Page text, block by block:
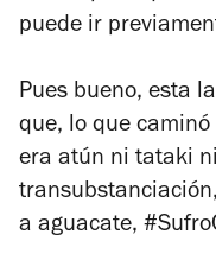
puede ir
Pues bueno, esta
que, lo que
era atún ni tataki
a aguacate,